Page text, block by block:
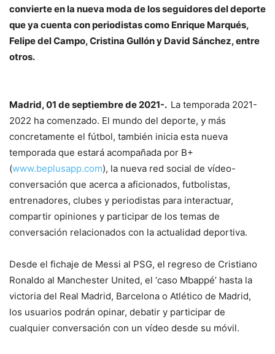
convierte en la nueva moda de los seguidores del deporte
que ya cuenta con periodistas como Enrique Marqués,
Felipe del Campo, Cristina Gullón y David Sánchez, entre
otros.
Madrid, 01 de septiembre de 2021-. La temporada 2021-
2022 ha comenzado. El mundo del deporte, y más
concretamente el fútbol, también inicia esta nueva
temporada que estará acompañada por B+
(www.beplusapp.com), la nueva red social de vídeo-
conversación que acerca a aficionados, futbolistas,
entrenadores, clubes y periodistas para interactuar,
compartir opiniones y participar de los temas de
conversación relacionados con la actualidad deportiva.
Desde el fichaje de Messi al PSG, el regreso de Cristiano
Ronaldo al Manchester United, el ‘caso Mbappé’ hasta la
victoria del Real Madrid, Barcelona o Atlético de Madrid,
los usuarios podrán opinar, debatir y participar de
cualquier conversación con un vídeo desde su móvil.